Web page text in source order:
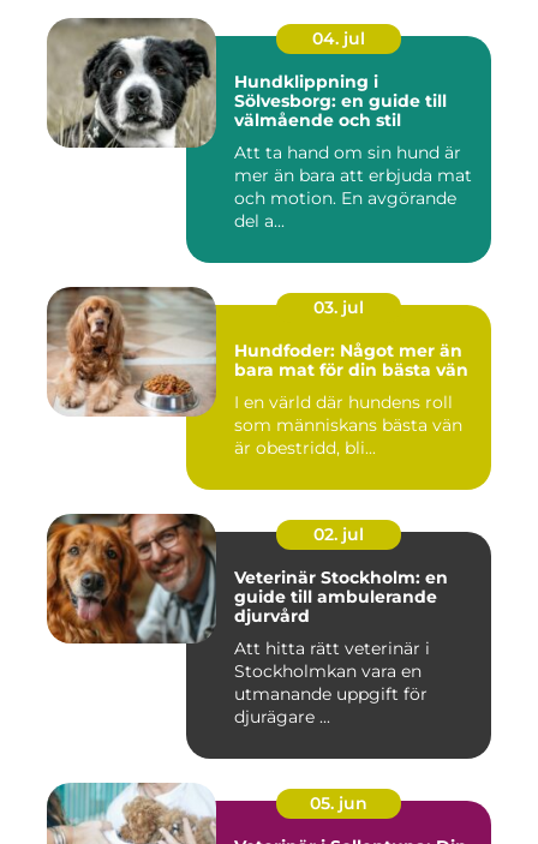
04. jul
Hundklippning i
Sölvesborg: en guide till
välmående och stil
Att ta hand om sin hund är
mer än bara att erbjuda mat
och motion. En avgörande
del a...
03. jul
Hundfoder: Något mer än
bara mat för din bästa vän
I en värld där hundens roll
som människans bästa vän
är obestridd, bli...
02. jul
Veterinär Stockholm: en
guide till ambulerande
djurvård
Att hitta rätt veterinär i
Stockholmkan vara en
utmanande uppgift för
djurägare ...
05. jun